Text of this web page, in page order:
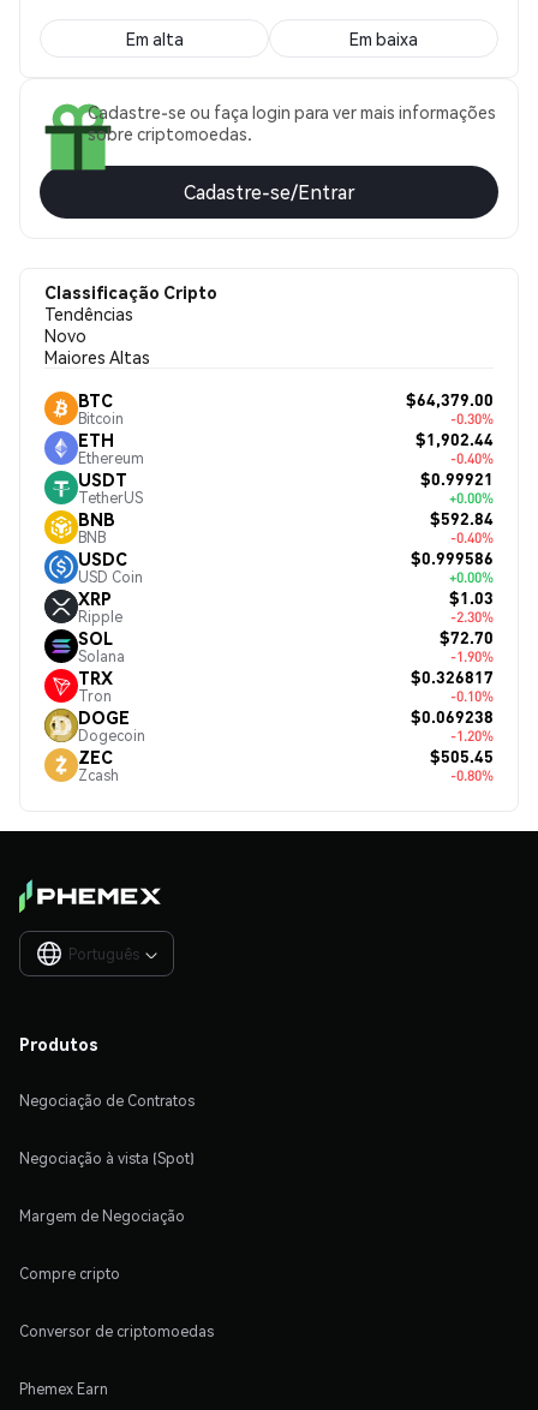
Em alta Em baixa
Cadastre-se ou faça login para ver mais informações
sobre criptomoedas.
Cadastre-se/Entrar
Classificação Cripto
Tendências
Novo
Maiores Altas
BTC
Bitcoin
$64,379.00
-0.30%
ETH
Ethereum
$1,902.44
-0.40%
USDT
TetherUS
$0.99921
+0.00%
BNB
BNB
$592.84
-0.40%
USDC
USD Coin
$0.999586
+0.00%
XRP
Ripple
$1.03
-2.30%
SOL
Solana
$72.70
-1.90%
TRX
Tron
$0.326817
-0.10%
DOGE
Dogecoin
$0.069238
-1.20%
ZEC
Zcash
$505.45
-0.80%
Português 
Produtos
Negociação de Contratos
Negociação à vista (Spot)
Margem de Negociação
Compre cripto
Conversor de criptomoedas
Phemex Earn